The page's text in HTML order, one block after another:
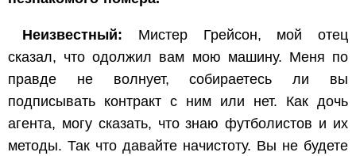
Неизвестный: Мистер Грейсон, мой отец
сказал, что одолжил вам мою машину. Меня по
правде не волнует, собираетесь ли вы
подписывать контракт с ним или нет. Как дочь
агента, могу сказать, что знаю футболистов и их
методы. Так что давайте начистоту. Вы не будете